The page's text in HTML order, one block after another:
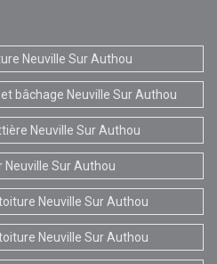
Neuville Sur Authou
bâchage Neuville Sur Authou
Neuville Sur Authou
Neuville Sur Authou
Neuville Sur Authou
Neuville Sur Authou